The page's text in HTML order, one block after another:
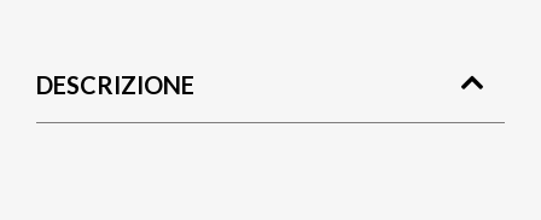
pane
DESCRIZIONE